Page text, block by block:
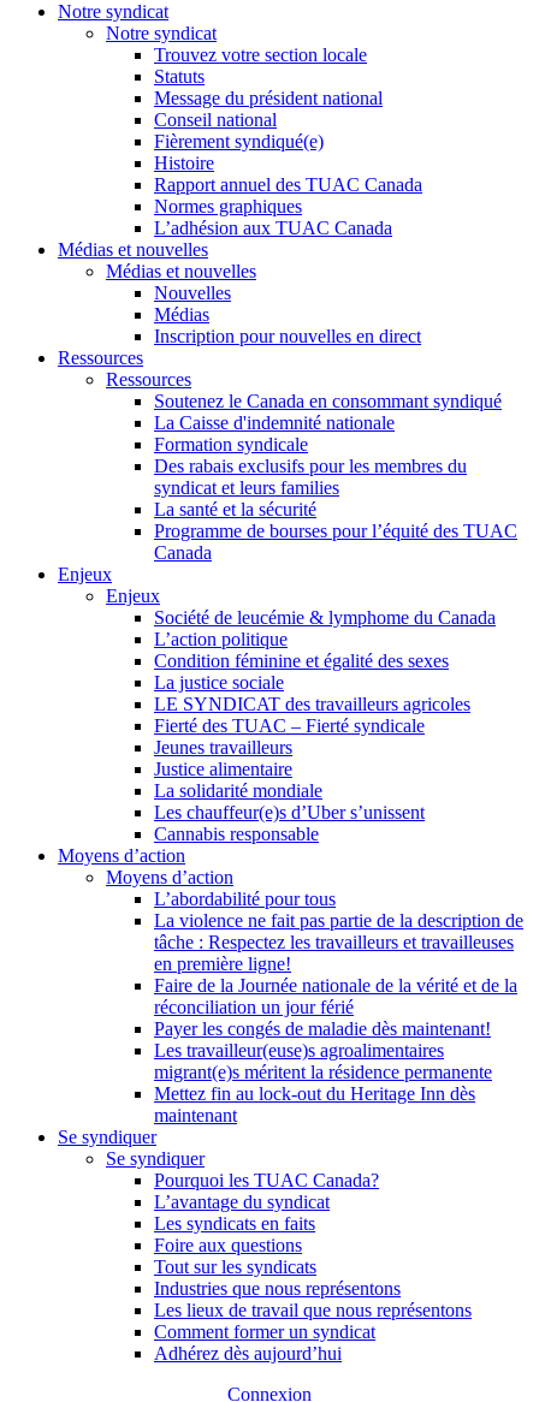
Notre syndicat
Notre syndicat
Trouvez votre section locale
Statuts
Message du président national
Conseil national
Fièrement syndiqué(e)
Histoire
Rapport annuel des TUAC Canada
Normes graphiques
L’adhésion aux TUAC Canada
Médias et nouvelles
Médias et nouvelles
Nouvelles
Médias
Inscription pour nouvelles en direct
Ressources
Ressources
Soutenez le Canada en consommant syndiqué
La Caisse d'indemnité nationale
Formation syndicale
Des rabais exclusifs pour les membres du
syndicat et leurs families
La santé et la sécurité
Programme de bourses pour l’équité des TUAC
Canada
Enjeux
Enjeux
Société de leucémie & lymphome du Canada
L’action politique
Condition féminine et égalité des sexes
La justice sociale
LE SYNDICAT des travailleurs agricoles
Fierté des TUAC – Fierté syndicale
Jeunes travailleurs
Justice alimentaire
La solidarité mondiale
Les chauffeur(e)s d’Uber s’unissent
Cannabis responsable
Moyens d’action
Moyens d’action
L’abordabilité pour tous
La violence ne fait pas partie de la description de
tâche : Respectez les travailleurs et travailleuses
en première ligne!
Faire de la Journée nationale de la vérité et de la
réconciliation un jour férié
Payer les congés de maladie dès maintenant!
Les travailleur(euse)s agroalimentaires
migrant(e)s méritent la résidence permanente
Mettez fin au lock-out du Heritage Inn dès
maintenant
Se syndiquer
Se syndiquer
Pourquoi les TUAC Canada?
L’avantage du syndicat
Les syndicats en faits
Foire aux questions
Tout sur les syndicats
Industries que nous représentons
Les lieux de travail que nous représentons
Comment former un syndicat
Adhérez dès aujourd’hui
Connexion